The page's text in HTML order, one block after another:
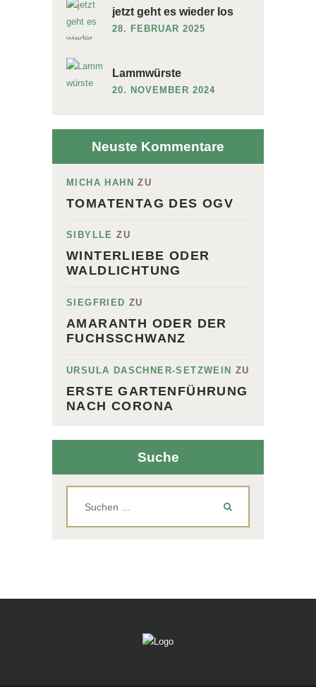
jetzt geht es wieder los
28. FEBRUAR 2025
Lammwürste
20. NOVEMBER 2024
Neuste Kommentare
MICHA HAHN ZU
TOMATENTAG DES OGV
SIBYLLE ZU
WINTERLIEBE ODER
WALDLICHTUNG
SIEGFRIED ZU
AMARANTH ODER DER
FUCHSSCHWANZ
URSULA DASCHNER-SETZWEIN ZU
ERSTE GARTENFÜHRUNG
NACH CORONA
Suche
nach: